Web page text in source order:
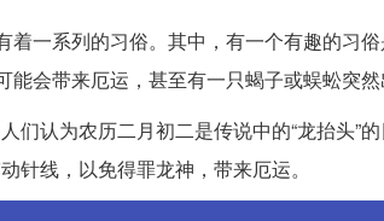
一系列的习俗。其中，有一个有趣的习
会带来厄运，甚至有一只蝎子或蜈蚣突然
们认为农历二月初二是传说中的“龙抬头”
针线，以免得罪龙神，带来厄运。